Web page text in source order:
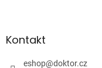
Kontakt
eshop@doktor.cz